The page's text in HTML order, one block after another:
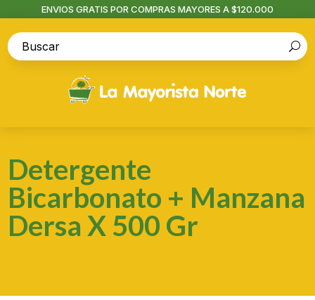
ENVIOS GRATIS POR COMPRAS MAYORES A $120.000
Detergente
Bicarbonato + Manzana
Dersa X 500 Gr